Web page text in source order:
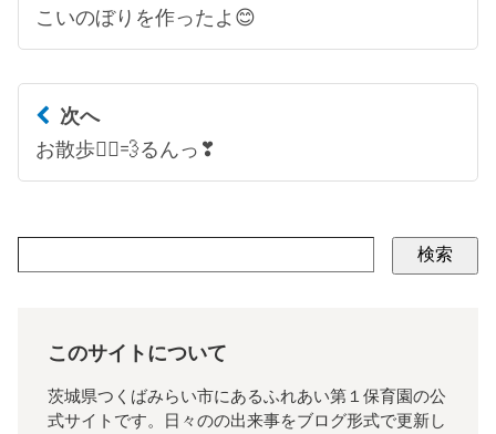
こいのぼりを作ったよ😊
次へ
お散歩🚶‍♂️💨るんっ❣
検索
このサイトについて
茨城県つくばみらい市にあるふれあい第１保育園の公
式サイトです。日々のの出来事をブログ形式で更新し